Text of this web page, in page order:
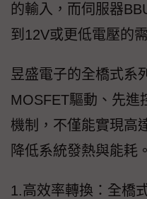
的輸入，而伺服器
到12V或更低電壓的
昱盛電子的全橋式系
MOSFET驅動、先進
機制，不僅能實現高
降低系統發熱與能耗。
1.高效率轉換：全橋